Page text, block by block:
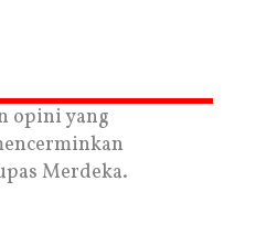
opini yang
Merdeka.